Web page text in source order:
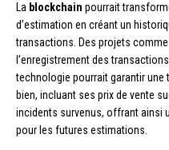
La blockchain pourrait
d’estimation en créant un
transactions. Des projets comme
l’enregistrement des
technologie pourrait garantir une
bien, incluant ses prix de vente
incidents survenus, offrant ainsi
pour les futures estimations.